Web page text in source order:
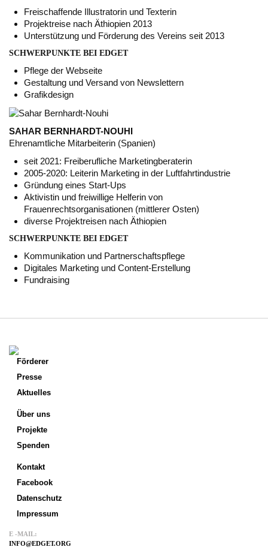
Freischaffende Illustratorin und Texterin
Projektreise nach Äthiopien 2013
Unterstützung und Förderung des Vereins seit 2013
SCHWERPUNKTE BEI EDGET
Pflege der Webseite
Gestaltung und Versand von Newslettern
Grafikdesign
SAHAR BERNHARDT-NOUHI
Ehrenamtliche Mitarbeiterin (Spanien)
seit 2021: Freiberufliche Marketingberaterin
2005-2020: Leiterin Marketing in der Luftfahrtindustrie
Gründung eines Start-Ups
Aktivistin und freiwillige Helferin von
Frauenrechtsorganisationen (mittlerer Osten)
diverse Projektreisen nach Äthiopien
SCHWERPUNKTE BEI EDGET
Kommunikation und Partnerschaftspflege
Digitales Marketing und Content-Erstellung
Fundraising
Förderer
Presse
Aktuelles
Über uns
Projekte
Spenden
Kontakt
Facebook
Datenschutz
Impressum
E -MAIL:
INFO@EDGET.ORG